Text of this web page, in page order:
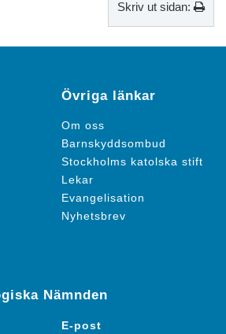
Skriv ut sidan:
Övriga länkar
Om oss
Barnskyddsombud
Stockholms katolska stift
Lekar
Evangelisation
Nyhetsbrev
Nämnden
E-post